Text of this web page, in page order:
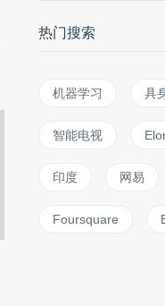
热门搜索
机器学习 具
智能电视
印度 网易
Foursquare